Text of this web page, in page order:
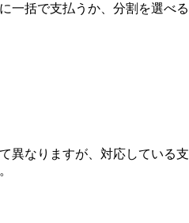
一括で支払うか、分割を選べ
異なりますが、対応している